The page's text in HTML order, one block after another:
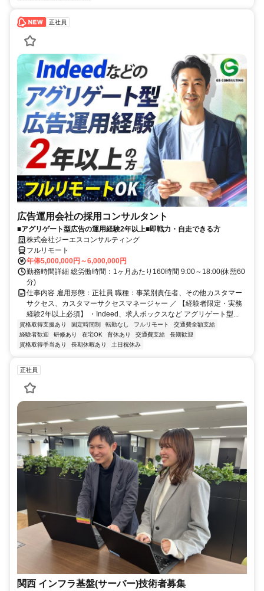
正社員
広告運用会社の採用コンサルタント
■アグリゲート型広告の運用経験2年以上■即戦力・自走できる方
株式会社ジーエスコンサルティング
フルリモート
年俸5,000,000円～6,000,000円
勤務時間詳細 総労働時間：1ヶ月あたり160時間 9:00～18:00(休憩60
分)
仕事内容 雇用形態：正社員 職種：事業別責任者、その他カスタマー
サクセス、カスタマーサクセスマネージャー ／ 【経験者限定・実務
経験2年以上必須】 ・Indeed、求人ボックスなど アグリゲート型...
資格取得支援あり 固定時間制 転勤なし フルリモート
交通費全額支給
経験者歓迎
研修あり 在宅OK 育休あり 交通費支給
長期歓迎
資格取得手当あり
長期休暇あり 土日祝休み
正社員
関西 インフラ基盤(サーバー)技術者募集